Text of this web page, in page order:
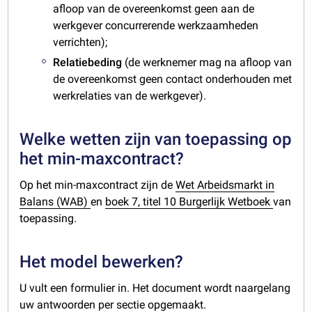
afloop van de overeenkomst geen aan de
werkgever concurrerende werkzaamheden
verrichten);
Relatiebeding (de werknemer mag na afloop van
de overeenkomst geen contact onderhouden met
werkrelaties van de werkgever).
Welke wetten zijn van toepassing op
het min-maxcontract?
Op het min-maxcontract zijn deWet Arbeidsmarkt in
Balans (WAB)en boek 7, titel 10 Burgerlijk Wetboekvan
toepassing.
Het model bewerken?
U vult een formulier in. Het document wordt naargelang
uw antwoorden per sectie opgemaakt.